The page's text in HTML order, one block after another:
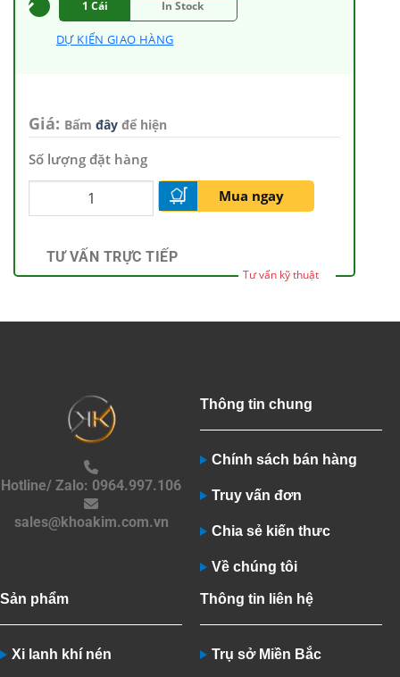
1 Cái In Stock
DỰ KIẾN GIAO HÀNG
Giá: Bấm đây để hiện
Số lượng đặt hàng
Mua ngay
TƯ VẤN TRỰC TIẾP
Tư vấn kỹ thuật
Hotline/ Zalo: 0964.997.106
sales@khoakim.com.vn
Thông tin chung
Chính sách bán hàng
Truy vấn đơn
Chia sẻ kiến thưc
Về chúng tôi
Sản phẩm
Xi lanh khí nén
Thông tin liên hệ
Trụ sở Miền Bắc